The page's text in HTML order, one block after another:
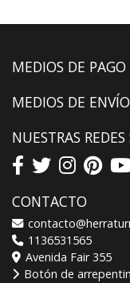
MEDIOS DE PAGO
MEDIOS DE ENVÍO
NUESTRAS
CONTACTO
1136531565
Avenida Fair 355
Botón de